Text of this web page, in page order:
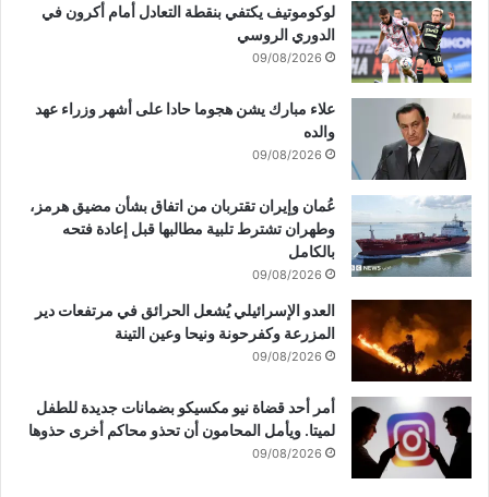
لوكوموتيف يكتفي بنقطة التعادل أمام أكرون في
الدوري الروسي
09/08/2026
علاء مبارك يشن هجوما حادا على أشهر وزراء عهد
والده
09/08/2026
عُمان وإيران تقتربان من اتفاق بشأن مضيق هرمز،
وطهران تشترط تلبية مطالبها قبل إعادة فتحه
بالكامل
09/08/2026
العدو الإسرائيلي يُشعل الحرائق في مرتفعات دير
المزرعة وكفرحونة ونيحا وعين التينة
09/08/2026
أمر أحد قضاة نيو مكسيكو بضمانات جديدة للطفل
لميتا. ويأمل المحامون أن تحذو محاكم أخرى حذوها
09/08/2026